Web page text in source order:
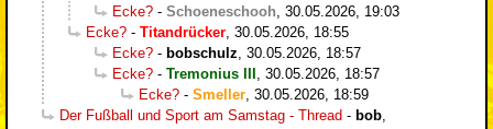
Ecke? - Schoeneschooh 30.05.2026, 19:03
Ecke? - Titandrücker 30.05.2026, 18:55
Ecke? - bobschulz 30.05.2026, 18:57
Ecke? - Tremonius III
30.05.2026, 18:57
Ecke? - Smeller 30.05.2026, 18:59
Der Fußball und Sport am Samstag - Thread - bob